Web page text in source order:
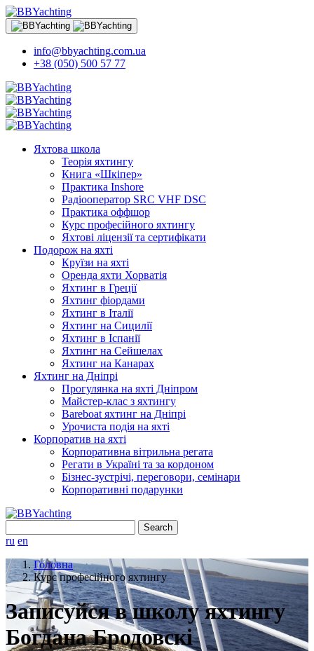
info@bbyachting.com.ua
+38 (050) 500 57 77
Яхтова школа
Теорія яхтингу
Книга «Шкіпер»
Практика Inshore
Радіооператор SRC VHF DSC
Практика оффшор
Курс професійного яхтингу
Яхтові ліцензії та сертифікати
Подорож на яхті
Круїзи на яхті
Оренда яхти Хорватія
Яхтинг в Греції
Яхтинг фіордами
Яхтинг в Італії
Яхтинг на Сицилії
Яхтинг в Іспанії
Яхтинг на Сейшелах
Яхтинг на Канарах
Яхтинг на Дніпрі
Прогулянка на яхті Дніпром
Майстер-клас з яхтингу
Bareboat яхтинг на Дніпрі
Урочиста подія на яхті
Корпоратив на яхті
Корпоративна вітрильна регата
Регати в Україні та за кордоном
Бізнес-зустрічі, переговори, семінари
Корпоративні подарунки
for:
ru en
Головна
Курс професійного яхтингу
Записуйся в школу яхтингу
Богдана Бродовскі